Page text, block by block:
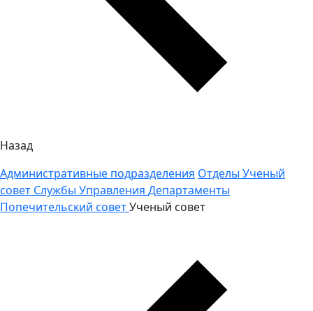
Назад
Административные подразделения Отделы Ученый
совет Службы Управления Департаменты
Попечительский советУченый совет